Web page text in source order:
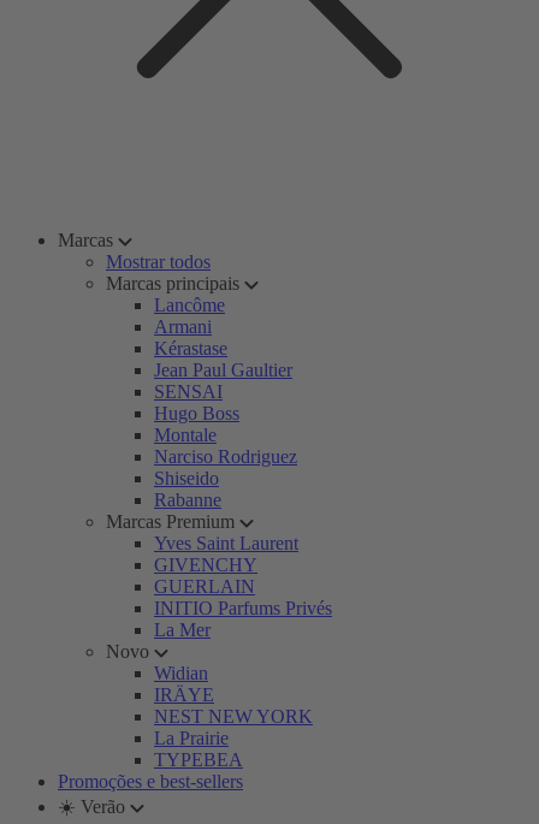
Marcas
Mostrar todos
Marcas principais
Lancôme
Armani
Kérastase
Jean Paul Gaultier
SENSAI
Hugo Boss
Montale
Narciso Rodriguez
Shiseido
Rabanne
Marcas Premium
Yves Saint Laurent
GIVENCHY
GUERLAIN
INITIO Parfums Privés
La Mer
Novo
Widian
IRÄYE
NEST NEW YORK
La Prairie
TYPEBEA
Promoções e best-sellers
☀️ Verão